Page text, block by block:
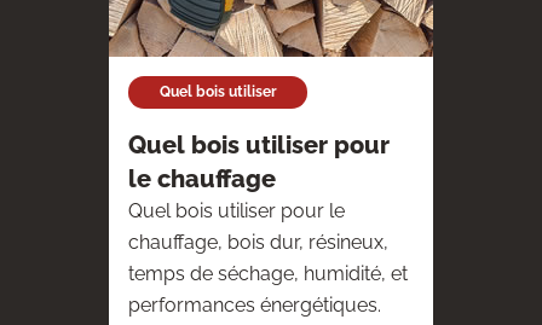
Quel bois utiliser
Quel bois utiliser pour
le chauffage
Quel bois utiliser pour le
chauffage, bois dur, résineux,
temps de séchage, humidité, et
performances énergétiques.